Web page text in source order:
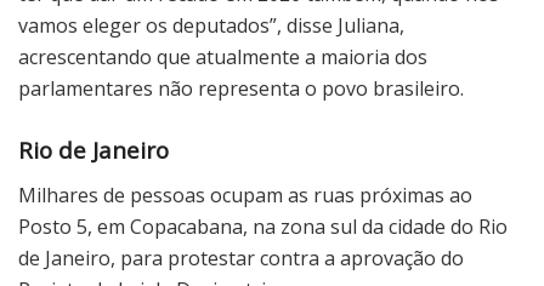
vamos eleger os deputados”, disse Juliana,
acrescentando que atualmente a maioria dos
parlamentares não representa o povo brasileiro.
Rio de Janeiro
Milhares de pessoas ocupam as ruas próximas ao
Posto 5, em Copacabana, na zona sul da cidade do Rio
de Janeiro, para protestar contra a aprovação do